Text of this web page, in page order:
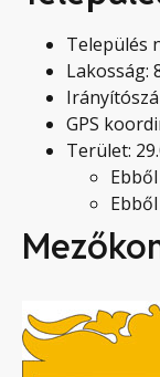
Település
Lakosság:
GPS
Terület: